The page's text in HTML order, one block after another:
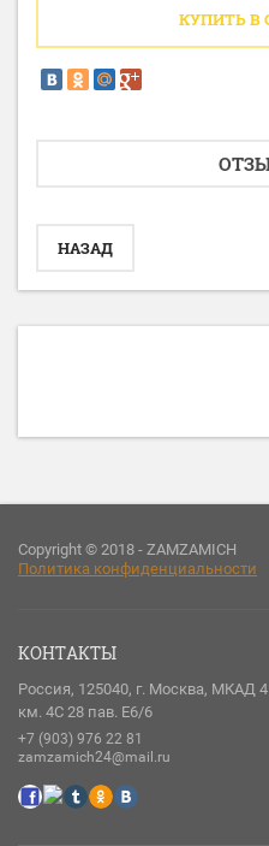
КУПИТЬ В
НАЗАД
Copyright © 2018 - ZAMZAMICH
Политика конфиденциальности
КОНТАКТЫ
Россия, 125040, г. Москва, МКАД
км. 4С 28 пав. Е6/6
+7 (903) 976 22 81
zamzamich24@mail.ru